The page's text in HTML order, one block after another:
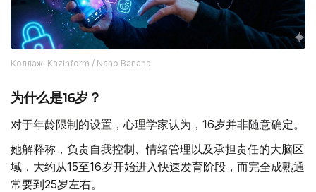
Коллаж: Kazinform / Nano Banana
为什么是16岁？
对于年龄限制的设置，心理学家认为，16岁并非随意确定。
她解释称，负责自我控制、情绪管理以及承担责任的大脑区
域，大约从15至16岁开始进入快速发育阶段，而完全成熟通
常要到25岁左右。